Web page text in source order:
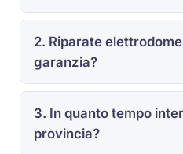
2. Riparate
garanzia?
3. In quanto tempo
provincia?